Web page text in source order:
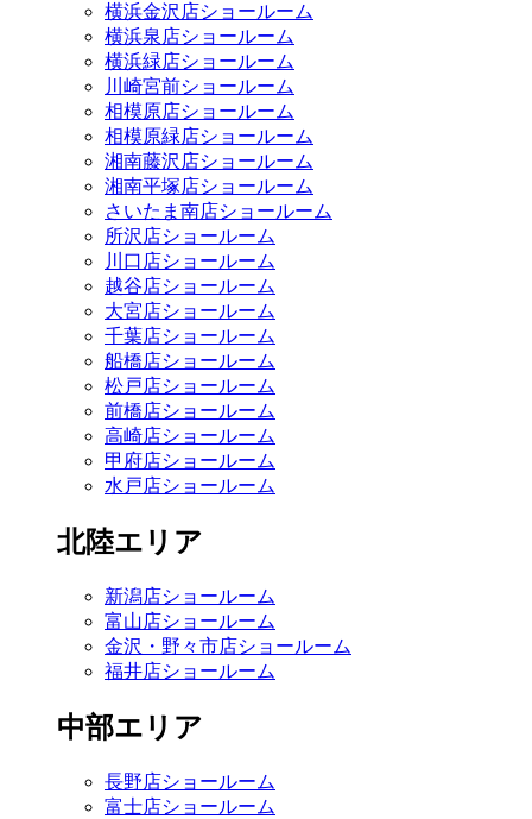
横浜金沢店ショールーム
横浜泉店ショールーム
横浜緑店ショールーム
川崎宮前ショールーム
相模原店ショールーム
相模原緑店ショールーム
湘南藤沢店ショールーム
湘南平塚店ショールーム
さいたま南店ショールーム
所沢店ショールーム
川口店ショールーム
越谷店ショールーム
大宮店ショールーム
千葉店ショールーム
船橋店ショールーム
松戸店ショールーム
前橋店ショールーム
高崎店ショールーム
甲府店ショールーム
水戸店ショールーム
北陸エリア
新潟店ショールーム
富山店ショールーム
金沢・野々市店ショールーム
福井店ショールーム
中部エリア
長野店ショールーム
富士店ショールーム